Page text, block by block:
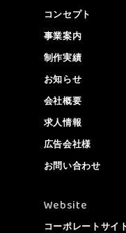
コンセプト
事業案内
制作実績
お知らせ
会社概要
求人情報
広告会社様
お問い合わせ
Website
コーポレートサイ